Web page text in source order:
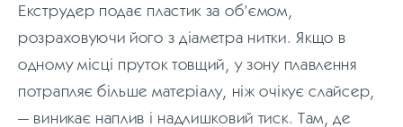
Екструдер подає пластик за об’ємом,
розраховуючи його з діаметра нитки. Якщо в
одному місці пруток товщий, у зону плавлення
потрапляє більше матеріалу, ніж очікує слайсер,
— виникає наплив і надлишковий тиск. Там, де